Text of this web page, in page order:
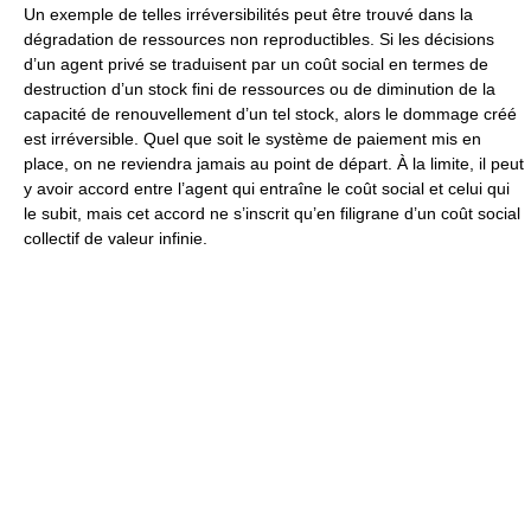
Un exemple de telles irréversibilités peut être trouvé dans la
dégradation de ressources non reproductibles. Si les décisions
d’un agent privé se traduisent par un coût social en termes de
destruction d’un stock fini de ressources ou de diminution de la
capacité de renouvellement d’un tel stock, alors le dommage créé
est irréversible. Quel que soit le système de paiement mis en
place, on ne reviendra jamais au point de départ. À la limite, il peut
y avoir accord entre l’agent qui entraîne le coût social et celui qui
le subit, mais cet accord ne s’inscrit qu’en filigrane d’un coût social
collectif de valeur infinie.